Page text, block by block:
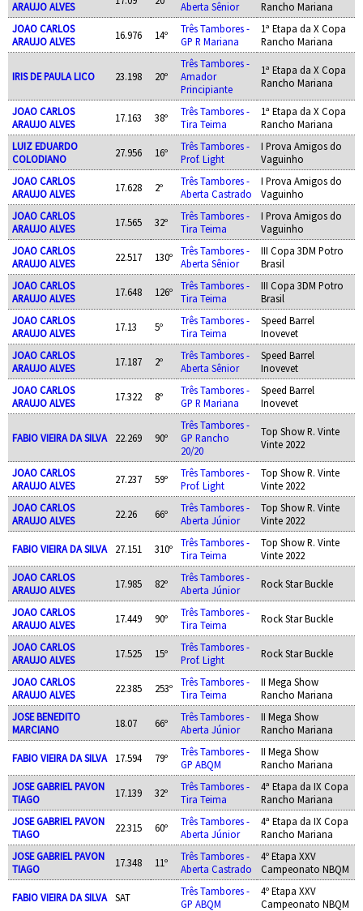
ARAUJO ALVES Aberta Sênior
Rancho Mariana
JOAO CARLOS
ARAUJO ALVES
16.976 14º
Três Tambores -
GP R Mariana
1ª Etapa da X Copa
Rancho Mariana
IRIS DE PAULA LICO 23.198 20º
Três Tambores -
Amador
Principiante
1ª Etapa da X Copa
Rancho Mariana
JOAO CARLOS
ARAUJO ALVES
17.163 38º
Três Tambores -
Tira Teima
1ª Etapa da X Copa
Rancho Mariana
LUIZ EDUARDO
COLODIANO
27.956 16º
Três Tambores -
Prof. Light
I Prova Amigos do
Vaguinho
JOAO CARLOS
ARAUJO ALVES
17.628 2º
Três Tambores -
Aberta Castrado
I Prova Amigos do
Vaguinho
JOAO CARLOS
ARAUJO ALVES
17.565 32º
Três Tambores -
Tira Teima
I Prova Amigos do
Vaguinho
JOAO CARLOS
ARAUJO ALVES
22.517 130º
Três Tambores -
Aberta Sênior
III Copa 3DM Potro
Brasil
JOAO CARLOS
ARAUJO ALVES
17.648 126º
Três Tambores -
Tira Teima
III Copa 3DM Potro
Brasil
JOAO CARLOS
ARAUJO ALVES
17.13 5º
Três Tambores -
Tira Teima
Speed Barrel
Inovevet
JOAO CARLOS
ARAUJO ALVES
17.187 2º
Três Tambores -
Aberta Sênior
Speed Barrel
Inovevet
JOAO CARLOS
ARAUJO ALVES
17.322 8º
Três Tambores -
GP R Mariana
Speed Barrel
Inovevet
FABIO VIEIRA DA SILVA 22.269 90º
Três Tambores -
GP Rancho
20/20
Top Show R. Vinte
Vinte 2022
JOAO CARLOS
ARAUJO ALVES
27.237 59º
Três Tambores -
Prof. Light
Top Show R. Vinte
Vinte 2022
JOAO CARLOS
ARAUJO ALVES
22.26 66º
Três Tambores -
Aberta Júnior
Top Show R. Vinte
Vinte 2022
FABIO VIEIRA DA SILVA 27.151 310º
Três Tambores -
Tira Teima
Top Show R. Vinte
Vinte 2022
JOAO CARLOS
ARAUJO ALVES
17.985 82º
Três Tambores -
Aberta Júnior
Rock Star Buckle
JOAO CARLOS
ARAUJO ALVES
17.449 90º
Três Tambores -
Tira Teima
Rock Star Buckle
JOAO CARLOS
ARAUJO ALVES
17.525 15º
Três Tambores -
Prof. Light
Rock Star Buckle
JOAO CARLOS
ARAUJO ALVES
22.385 253º
Três Tambores -
Tira Teima
II Mega Show
Rancho Mariana
JOSE BENEDITO
MARCIANO
18.07 66º
Três Tambores -
Aberta Júnior
II Mega Show
Rancho Mariana
FABIO VIEIRA DA SILVA 17.594 79º
Três Tambores -
GP ABQM
II Mega Show
Rancho Mariana
JOSE GABRIEL PAVON
TIAGO
17.139 32º
Três Tambores -
Tira Teima
4ª Etapa da IX Copa
Rancho Mariana
JOSE GABRIEL PAVON
TIAGO
22.315 60º
Três Tambores -
Aberta Júnior
4ª Etapa da IX Copa
Rancho Mariana
JOSE GABRIEL PAVON
TIAGO
17.348 11º
Três Tambores -
Aberta Castrado
4º Etapa XXV
Campeonato NBQM
FABIO VIEIRA DA SILVA SAT
Três Tambores -
GP ABQM
4º Etapa XXV
Campeonato NBQM